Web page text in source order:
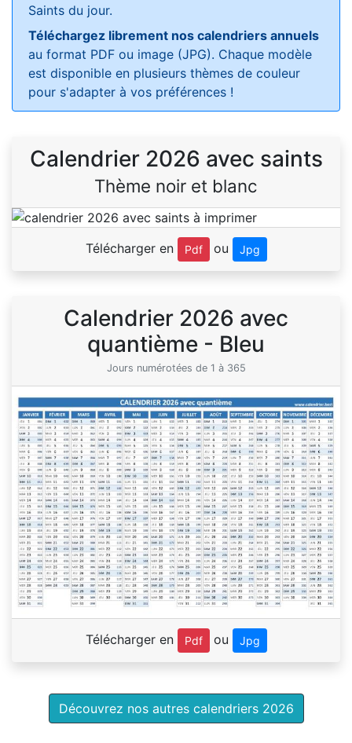
Saints du jour.
Téléchargez librement nos calendriers annuels
au format PDF ou image (JPG). Chaque modèle
est disponible en plusieurs thèmes de couleur
pour s'adapter à vos préférences !
Calendrier 2026 avec saints
Thème noir et blanc
Télécharger en Pdf ou Jpg
Calendrier 2026 avec
quantième - Bleu
Jours numérotées de 1 à 365
Télécharger en Pdf ou Jpg
Découvrez nos autres calendriers 2026